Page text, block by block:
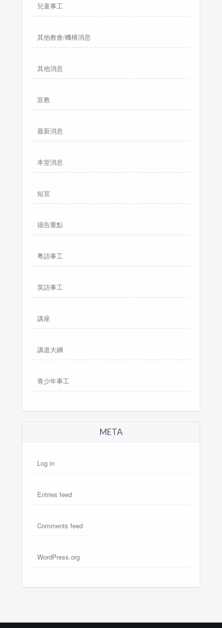
兒童事工
其他教會/機構消息
其他消息
宣教
最新消息
本堂消息
短宣
禱告重點
粵語事工
英語事工
講座
講道大綱
青少年事工
META
Log in
Entries feed
Comments feed
WordPress.org